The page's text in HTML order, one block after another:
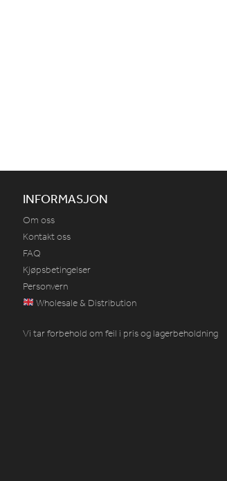
INFORMASJON
Om oss
Kontakt oss
FAQ
Kjøpsbetingelser
Personvern
Wholesale & Distribution
Vi tar forbehold om feil i pris og lagerbeholdning